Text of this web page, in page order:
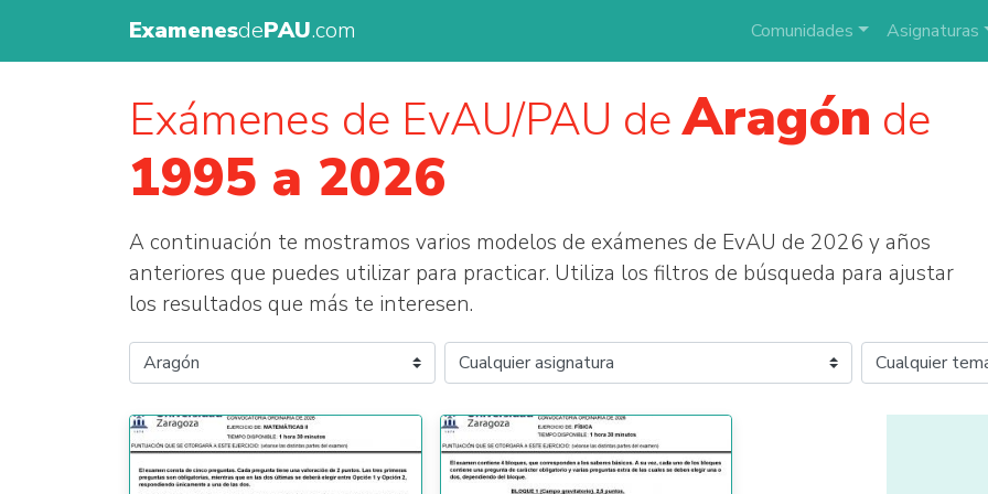
ExamenesdePAU.com Comunidades Asignaturas
Exámenes de EvAU/PAU deAragón de
1995 a 2026
A continuación te mostramos varios modelos de exámenes de EvAU de 2026 y años
anteriores que puedes utilizar para practicar. Utiliza los filtros de búsqueda para ajustar
los resultados que más te interesen.